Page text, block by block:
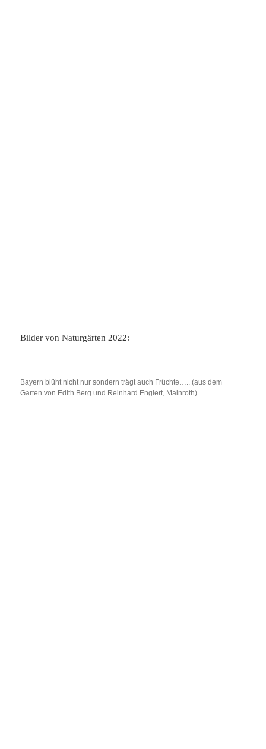
Bilder von Naturgärten 2022:
Bayern blüht nicht nur sondern trägt auch Früchte….. (aus dem
Garten von Edith Berg und Reinhard Englert, Mainroth)